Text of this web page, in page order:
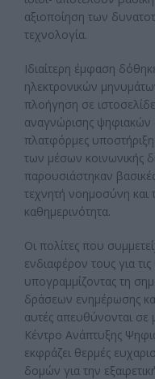
αξιοποίηση των
τεχνολογία.
Ιδιαίτερη έμφαση
ηλεκτρονικών
πλοήγηση σε
αναγνώρισης ψηφιακών
πλατφόρμες
των μέσων κοινωνικής
παρουσιάστηκαν
τεχνητή νοημοσύνη
καθημερινότητα.
Οι πολίτες που
ενδιαφέρον τους για
υπογραμμίζοντας τη
δράσεων ενημέρωσης
αυτές απευθύνονται σε
Κέντρο Ανάπτυξης
εκφράζει θερμές
δομών για την